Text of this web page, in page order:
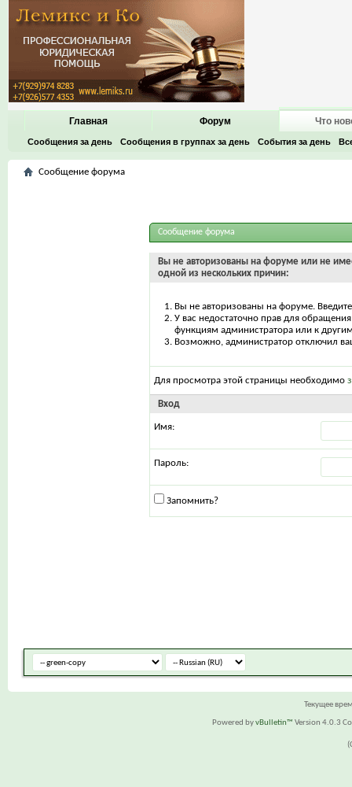
Главная Форум Что
Сообщения за день Сообщения в группах за день События за день
Сообщение форума
Сообщение форума
Вы не авторизованы на форуме или не
одной из нескольких причин:
Вы не авторизованы на форуме.
У вас недостаточно прав для
функциям администратора или к
Возможно, администратор отключил
Для просмотра этой страницы необходимо
Вход
Имя:
Пароль:
Запомнить?
Текущее
Powered byvBulletin™ Version 4.0.3